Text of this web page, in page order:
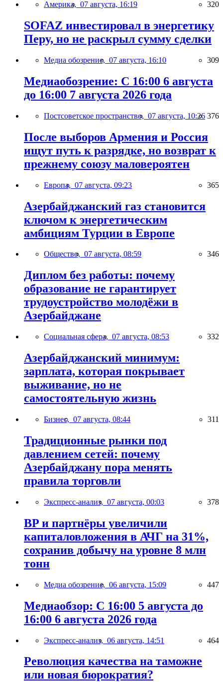
Америка, 07 августа, 16:19 320
SOFAZ инвестировал в энергетику
Перу, но не раскрыл сумму сделки
Медиа обозрение, 07 августа, 16:10 309
Медиаобозрение: С 16:00 6 августа
до 16:00 7 августа 2026 года
Постсоветское пространство, 07 августа, 10:26 376
После выборов Армения и Россия
ищут путь к разрядке, но возврат к
прежнему союзу маловероятен
Европа, 07 августа, 09:23 365
Азербайджанский газ становится
ключом к энергетическим
амбициям Турции в Европе
Общество, 07 августа, 08:59 346
Диплом без работы: почему
образование не гарантирует
трудоустройство молодёжи в
Азербайджане
Социальная сфера, 07 августа, 08:53 332
Азербайджанский минимум:
зарплата, которая покрывает
выживание, но не
самостоятельную жизнь
Бизнес, 07 августа, 08:44 311
Традиционные рынки под
давлением сетей: почему
Азербайджану пора менять
правила торговли
Экспресс-анализ, 07 августа, 00:03 378
BP и партнёры увеличили
капиталовложения в АЧГ на 31%,
сохранив добычу на уровне 8 млн
тонн
Медиа обозрение, 06 августа, 15:09 447
Медиаобзор: С 16:00 5 августа до
16:00 6 августа 2026 года
Экспресс-анализ, 06 августа, 14:51 464
Революция качества на таможне
или новая бюрократия?